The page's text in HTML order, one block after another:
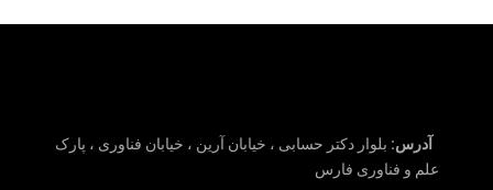
آدرس: بلوار دکتر حسابی ، خیابان آرین ، خیابان فناوری ، پارک
علم و فناوری فارس